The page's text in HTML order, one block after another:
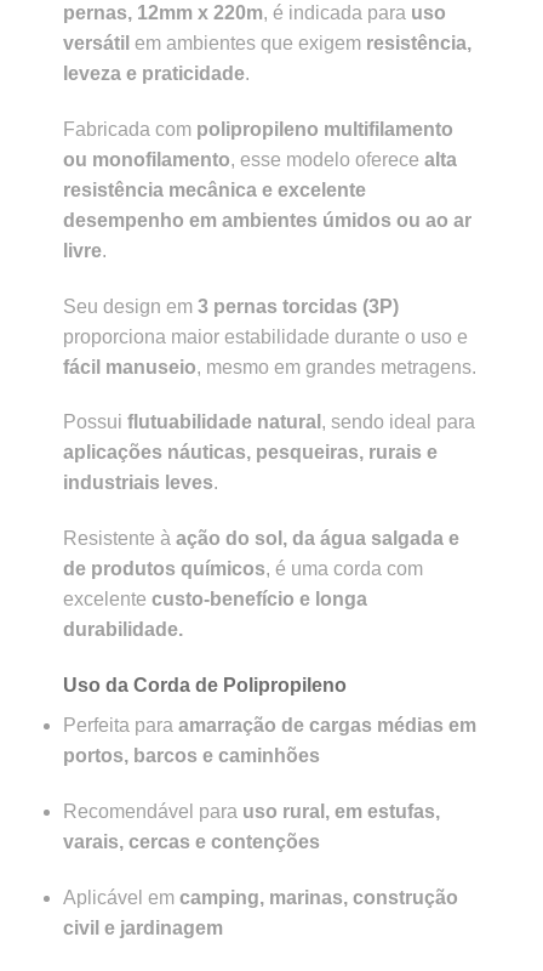
pernas, 12mm x 220m, é indicada para uso
versátil em ambientes que exigem resistência,
leveza e praticidade.
Fabricada com polipropileno multifilamento
ou monofilamento, esse modelo oferece alta
resistência mecânica e excelente
desempenho em ambientes úmidos ou ao ar
livre.
Seu design em 3 pernas torcidas (3P)
proporciona maior estabilidade durante o uso e
fácil manuseio, mesmo em grandes metragens.
Possui flutuabilidade natural , sendo ideal para
aplicações náuticas, pesqueiras, rurais e
industriais leves.
Resistente à ação do sol, da água salgada e
de produtos químicos, é uma corda com
excelente custo-benefício e longa
durabilidade.
Uso da Corda de Polipropileno
Perfeita para amarração de cargas médias em
portos, barcos e caminhões
Recomendável para uso rural, em estufas,
varais, cercas e contenções
Aplicável em camping, marinas, construção
civil e jardinagem